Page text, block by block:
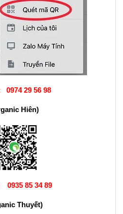
0974 29 56 98
Hiên)
0935 85 34 89
Thuyết)